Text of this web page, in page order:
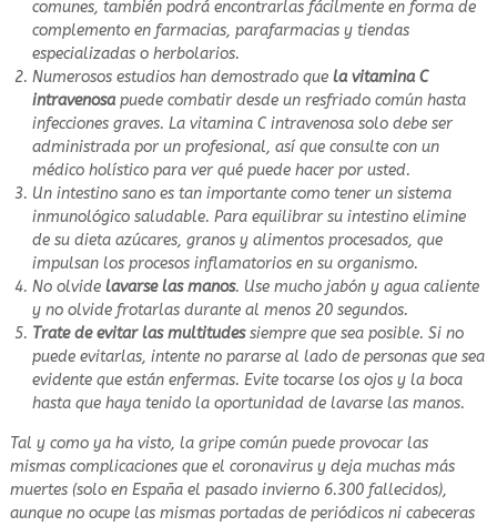
comunes, también podrá encontrarlas fácilmente en forma de
complemento en farmacias, parafarmacias y tiendas
especializadas o herbolarios.
Numerosos estudios han demostrado que la vitamina C
intravenosapuede combatir desde un resfriado común hasta
infecciones graves. La vitamina C intravenosa solo debe ser
administrada por un profesional, así que consulte con un
médico holístico para ver qué puede hacer por usted.
Un intestino sano es tan importante como tener un sistema
inmunológico saludable. Para equilibrar su intestino elimine
de su dieta azúcares, granos y alimentos procesados, que
impulsan los procesos inflamatorios en su organismo.
No olvide lavarse las manos. Use mucho jabón y agua caliente
y no olvide frotarlas durante al menos 20 segundos.
Trate de evitar las multitudessiempre que sea posible. Si no
puede evitarlas, intente no pararse al lado de personas que sea
evidente que están enfermas. Evite tocarse los ojos y la boca
hasta que haya tenido la oportunidad de lavarse las manos.
Tal y como ya ha visto, la gripe común puede provocar las
mismas complicaciones que el coronavirus y deja muchas más
muertes (solo en España el pasado invierno 6.300 fallecidos),
aunque no ocupe las mismas portadas de periódicos ni cabeceras